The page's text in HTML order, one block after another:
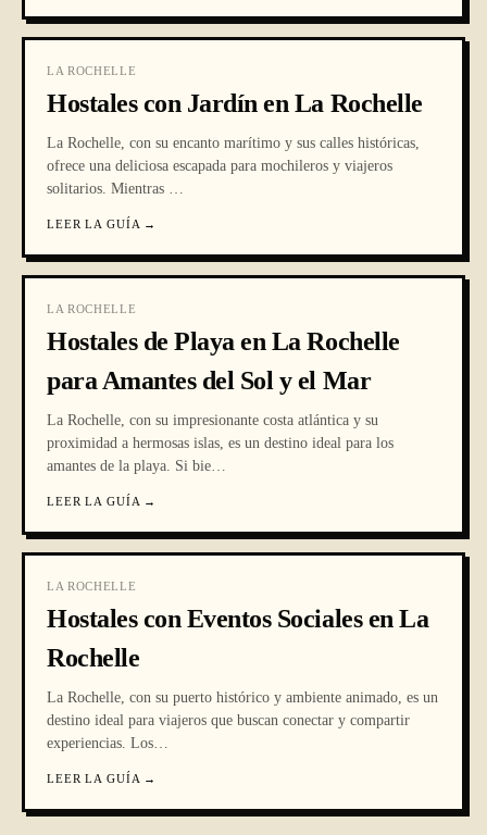
LA ROCHELLE
Hostales con Jardín en La Rochelle
La Rochelle, con su encanto marítimo y sus calles históricas,
ofrece una deliciosa escapada para mochileros y viajeros
solitarios. Mientras …
LEER LA GUÍA →
LA ROCHELLE
Hostales de Playa en La Rochelle
para Amantes del Sol y el Mar
La Rochelle, con su impresionante costa atlántica y su
proximidad a hermosas islas, es un destino ideal para los
amantes de la playa. Si bie…
LEER LA GUÍA →
LA ROCHELLE
Hostales con Eventos Sociales en La
Rochelle
La Rochelle, con su puerto histórico y ambiente animado, es un
destino ideal para viajeros que buscan conectar y compartir
experiencias. Los…
LEER LA GUÍA →